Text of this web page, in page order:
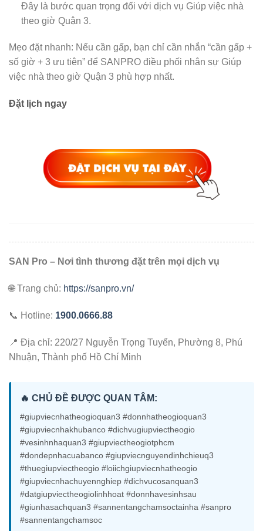
Đây là bước quan trọng đối với dịch vụ Giúp việc nhà
theo giờ Quận 3.
Mẹo đặt nhanh: Nếu cần gấp, bạn chỉ cần nhắn “cần gấp +
số giờ + 3 ưu tiên” để SANPRO điều phối nhân sự Giúp
việc nhà theo giờ Quận 3 phù hợp nhất.
Đặt lịch ngay
SAN Pro – Nơi tình thương đặt trên mọi dịch vụ
🌐 Trang chủ: https://sanpro.vn/
📞 Hotline: 1900.0666.88
📍 Địa chỉ: 220/27 Nguyễn Trọng Tuyển, Phường 8, Phú
Nhuận, Thành phố Hồ Chí Minh
🔥 CHỦ ĐỀ ĐƯỢC QUAN TÂM:
#giupviecnhatheogioquan3 #donnhatheogioquan3
#giupviecnhakhubanco #dichvugiupviectheogio
#vesinhnhaquan3 #giupviectheogiotphcm
#dondepnhacuabanco #giupviecnguyendinhchieuq3
#thuegiupviectheogio #loiichgiupviecnhatheogio
#giupviecnhachuyennghiep #dichvucosanquan3
#datgiupviectheogiolinhhoat #donnhavesinhsau
#giunhasachquan3 #sannentangchamsoctainha #sanpro
#sannentangchamsoc